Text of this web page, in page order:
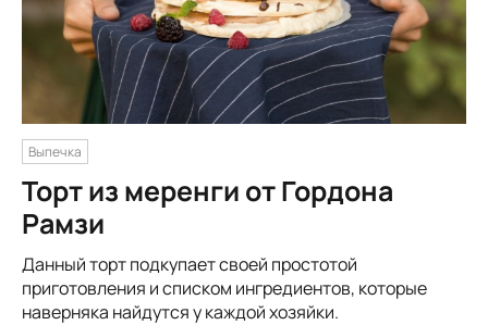
Выпечка
Торт из меренги от Гордона
Рамзи
Данный торт подкупает своей простотой
приготовления и списком ингредиентов, которые
наверняка найдутся у каждой хозяйки.